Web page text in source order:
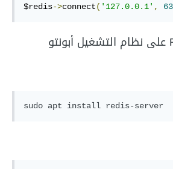
$redis->connect( '127.0.0.1' ,
على نظام التشغيل أبونتو
sudo apt install redis-server